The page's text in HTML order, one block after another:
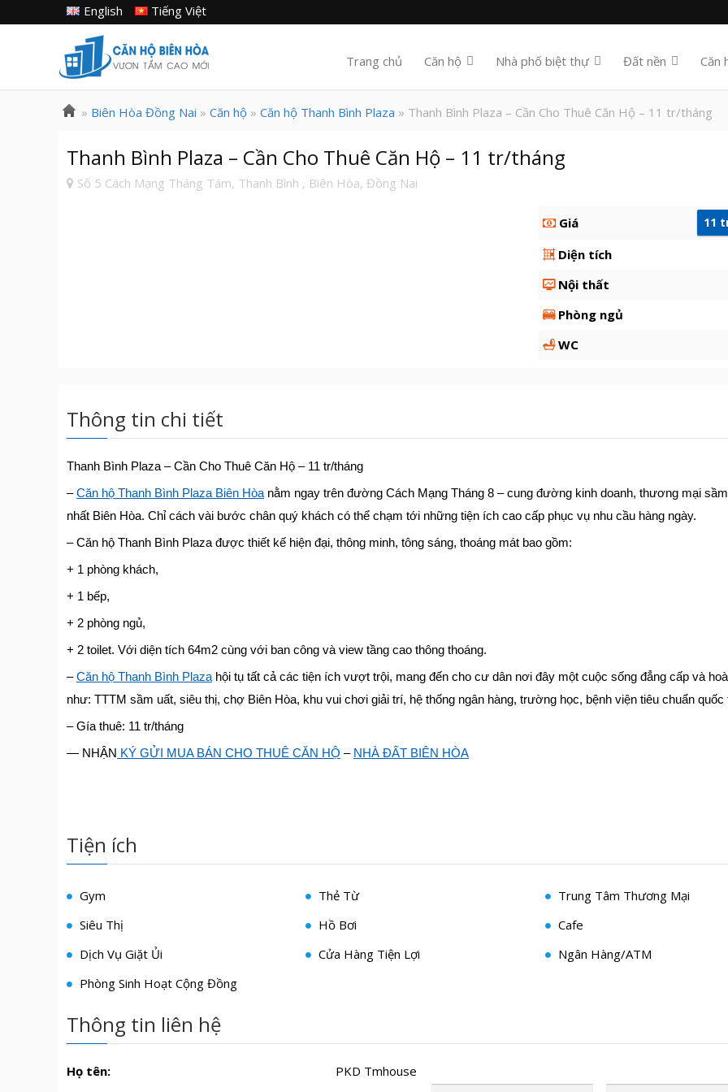
Tiếng Việt
English
Trang chủ Căn hộ Nhà phố biệt thự Đất nền Căn
» Biên Hòa Đồng Nai » Căn hộ » Căn hộ Thanh Bình Plaza » Thanh Bình Plaza – Cần Cho Thuê Căn Hộ – 11 tr/tháng
Thanh Bình Plaza – Cần Cho Thuê Căn Hộ – 11 tr/tháng
Số 5 Cách Mạng Tháng Tám, Thanh Bình , Biên Hòa, Đồng Nai
Giá 11
Diện tích
Nội thất
Phòng ngủ
WC
Thông tin chi tiết
Thanh Bình Plaza – Cần Cho Thuê Căn Hộ – 11 tr/tháng
–Căn hộ Thanh Bình Plaza Biên Hòa nằm ngay trên đường Cách Mạng Tháng 8 – cung đường kinh doanh, thương mại
nhất Biên Hòa. Chỉ cách vài bước chân quý khách có thể chạm tới những tiện ích cao cấp phục vụ nhu cầu hàng ngày.
– Căn hộ Thanh Bình Plaza được thiết kế hiện đại, thông minh, tông sáng, thoáng mát bao gồm:
+ 1 phòng khách,
+ 1 bếp,
+ 2 phòng ngủ,
+ 2 toilet. Với diện tích 64m2 cùng với ban công và view tầng cao thông thoáng.
–Căn hộ Thanh Bình Plaza hội tụ tất cả các tiện ích vượt trội, mang đến cho cư dân nơi đây một cuộc sống đẳng cấp và
như: TTTM sầm uất, siêu thị, chợ Biên Hòa, khu vui chơi giải trí, hệ thống ngân hàng, trường học, bệnh viện tiêu chuẩn
– Gía thuê: 11 tr/tháng
— NHẬN KÝ GỬI MUA BÁN CHO THUÊ CĂN HỘ – NHÀ ĐẤT BIÊN HÒA
Tiện ích
Gym Thẻ Từ
Trung Tâm Thương Mại
Siêu Thị
Hồ Bơi
Cafe
Dịch Vụ Giặt Ủi
Cửa Hàng Tiện Lợi
Ngân Hàng/ATM
Phòng Sinh Hoạt Cộng Đồng
Thông tin liên hệ
Họ tên:
PKD Tmhouse